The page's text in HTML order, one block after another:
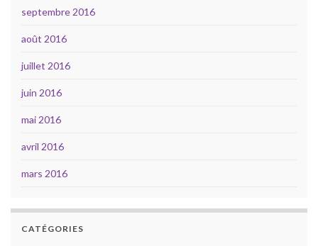
septembre 2016
août 2016
juillet 2016
juin 2016
mai 2016
avril 2016
mars 2016
CATÉGORIES